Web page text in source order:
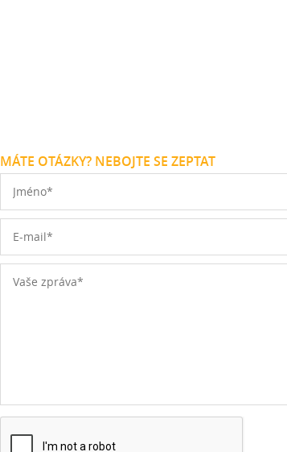
MÁTE OTÁZKY? NEBOJTE SE ZEPTAT